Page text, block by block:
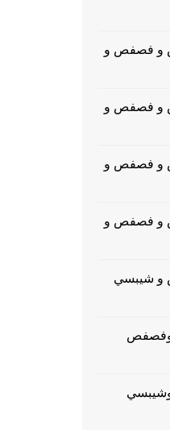
و فصفص و
و فصفص و
و فصفص و
و فصفص و
و شيبسي
وفصفص